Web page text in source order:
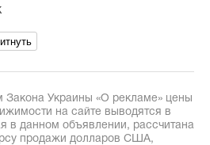
Закона Украины «О рекламе» цены
на сайте выводятся в
в данном объявлении, рассчитана
продажи долларов США,